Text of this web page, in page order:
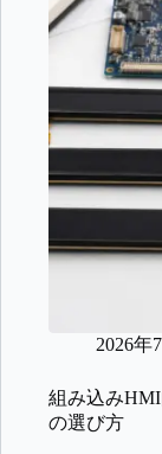
2026年
組み込み
の選び方